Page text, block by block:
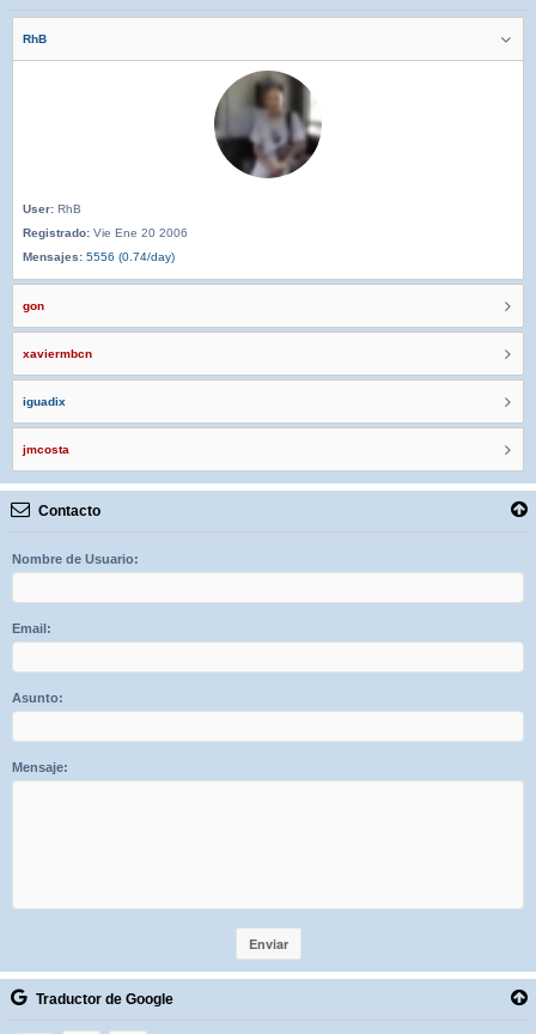
RhB
User: RhB
Registrado: Vie Ene 20 2006
Mensajes: 5556 (0.74/day)
gon
xaviermbcn
iguadix
jmcosta
Contacto
Nombre de Usuario:
Email:
Asunto:
Mensaje:
Traductor de Google